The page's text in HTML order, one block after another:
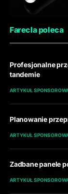
Farecla poleca
Profesjonalne
tandemie
ARTYKUŁ
Planowanie
ARTYKUŁ
Zadbane panele
ARTYKUŁ